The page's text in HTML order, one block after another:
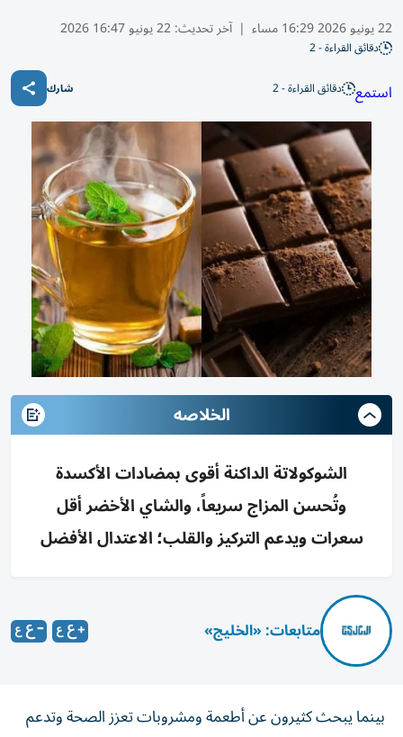
22 يونيو 2026 16:29 مساء | آخر تحديث:22 يونيو 16:47 2026
دقائق القراءة - 2
استمع دقائق القراءة - 2 شارك
الخلاصه
الشوكولاتة الداكنة أقوى بمضادات الأكسدة
وتُحسن المزاج سريعاً، والشاي الأخضر أقل
سعرات ويدعم التركيز والقلب؛ الاعتدال الأفضل
متابعات: «الخليج»
بينما يبحث كثيرون عن أطعمة ومشروبات تعزز الصحة وتدعم